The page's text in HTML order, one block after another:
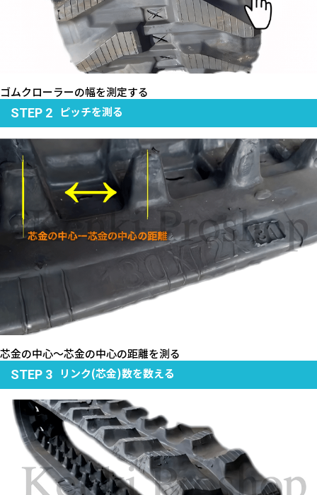
ゴムクローラーの幅を測定する
STEP 2 ピッチを測る
芯金の中心～芯金の中心の距離を測る
STEP 3
リンク(芯金)数を数える